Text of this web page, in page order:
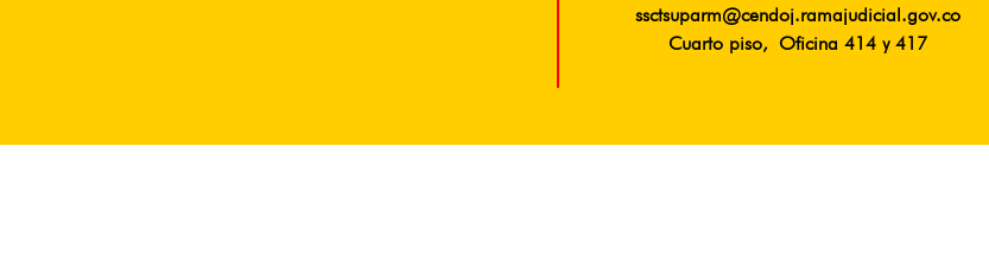
ssctsuparm@cendoj.ramajudicial.gov.co
Cuarto piso, Oficina 414 y 417